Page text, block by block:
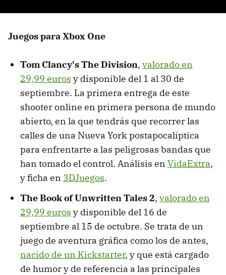
Juegos para Xbox One
Tom Clancy's The Division, valorado en
29,99 euros y disponible del 1 al 30 de
septiembre. La primera entrega de este
shooter online en primera persona de mundo
abierto, en la que tendrás que recorrer las
calles de una Nueva York postapocalíptica
para enfrentarte a las peligrosas bandas que
han tomado el control. Análisis en VidaExtra,
y ficha en 3DJuegos.
The Book of Unwritten Tales 2, valorado en
29,99 euros y disponible del 16 de
septiembre al 15 de octubre. Se trata de un
juego de aventura gráfica como los de antes,
nacido de un Kickstarter, y que está cargado
de humor y de referencia a las principales